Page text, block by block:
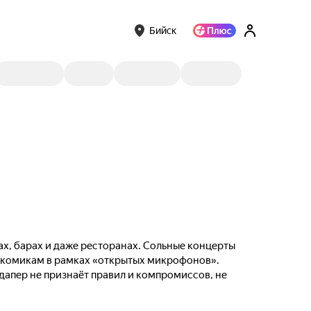
Бийск
барах и даже ресторанах. Сольные концерты
в рамках «открытых микрофонов».
не признаёт правил и компромиссов, не